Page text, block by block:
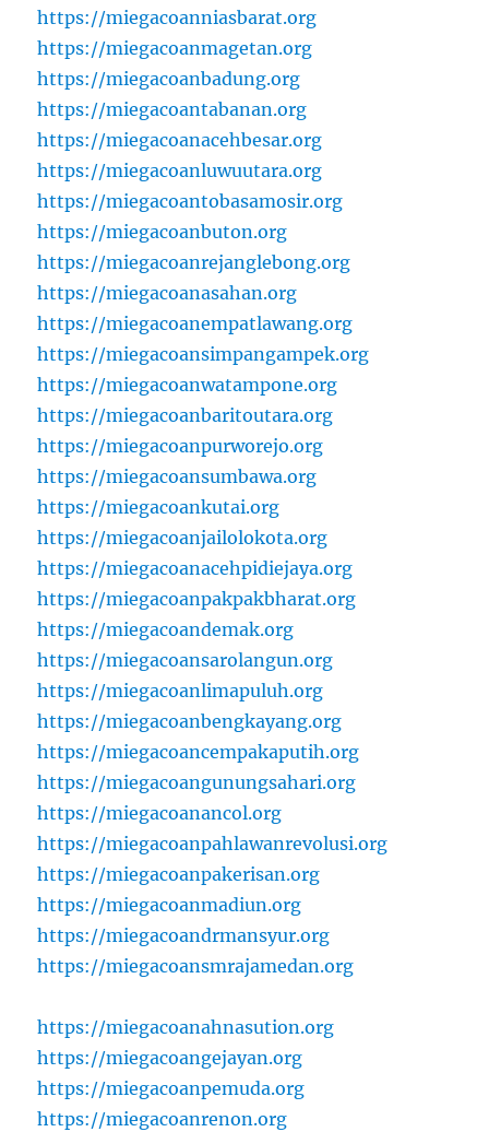
https://miegacoanniasbarat.org
https://miegacoanmagetan.org
https://miegacoanbadung.org
https://miegacoantabanan.org
https://miegacoanacehbesar.org
https://miegacoanluwuutara.org
https://miegacoantobasamosir.org
https://miegacoanbuton.org
https://miegacoanrejanglebong.org
https://miegacoanasahan.org
https://miegacoanempatlawang.org
https://miegacoansimpangampek.org
https://miegacoanwatampone.org
https://miegacoanbaritoutara.org
https://miegacoanpurworejo.org
https://miegacoansumbawa.org
https://miegacoankutai.org
https://miegacoanjailolokota.org
https://miegacoanacehpidiejaya.org
https://miegacoanpakpakbharat.org
https://miegacoandemak.org
https://miegacoansarolangun.org
https://miegacoanlimapuluh.org
https://miegacoanbengkayang.org
https://miegacoancempakaputih.org
https://miegacoangunungsahari.org
https://miegacoanancol.org
https://miegacoanpahlawanrevolusi.org
https://miegacoanpakerisan.org
https://miegacoanmadiun.org
https://miegacoandrmansyur.org
https://miegacoansmrajamedan.org
https://miegacoanahnasution.org
https://miegacoangejayan.org
https://miegacoanpemuda.org
https://miegacoanrenon.org